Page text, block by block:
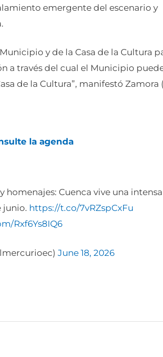
emergente del escenario y
y de la Casa de la Cultura
a través del cual el Municipio
de la Cultura”, manifestó Zamora
la agenda
homenajes: Cuenca vive una intensa
junio. https://t.co/7vRZspCxFu
Rxf6Ys8IQ6
June 18, 2026